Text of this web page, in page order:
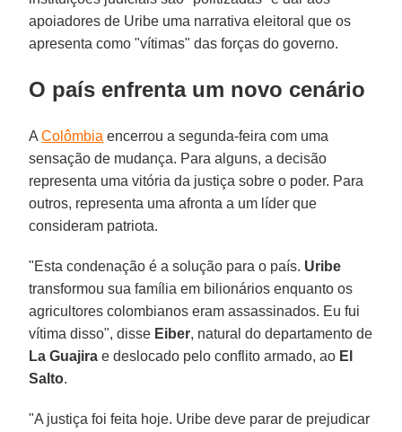
apoiadores de Uribe uma narrativa eleitoral que os
apresenta como "vítimas" das forças do governo.
O país enfrenta um novo cenário
AColômbia encerrou a segunda-feira com uma
sensação de mudança. Para alguns, a decisão
representa uma vitória da justiça sobre o poder. Para
outros, representa uma afronta a um líder que
consideram patriota.
"Esta condenação é a solução para o país. Uribe
transformou sua família em bilionários enquanto os
agricultores colombianos eram assassinados. Eu fui
vítima disso", disse Eiber, natural do departamento de
La Guajira e deslocado pelo conflito armado, ao El
Salto.
"A justiça foi feita hoje. Uribe deve parar de prejudicar